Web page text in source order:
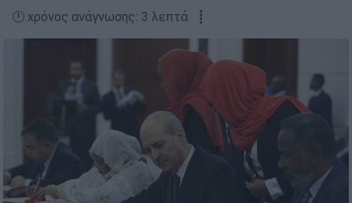
🕛 χρόνος ανάγνωσης: 3 λεπτά ┋